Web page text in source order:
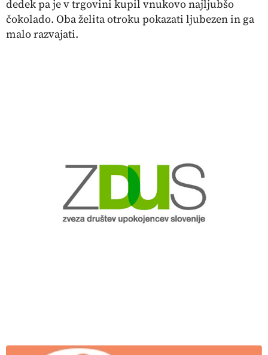
dedek pa je v trgovini kupil vnukovo najljubšo
čokolado. Oba želita otroku pokazati ljubezen in ga
malo razvajati.